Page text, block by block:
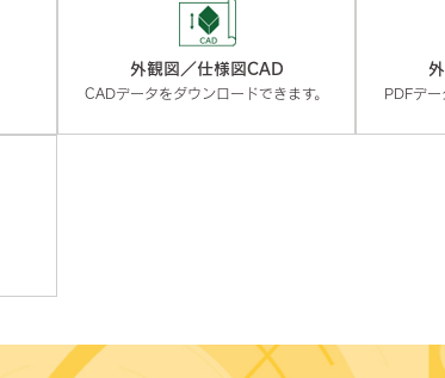
外観図／仕様図CAD
CADデータをダウンロードできます。 PDFデー